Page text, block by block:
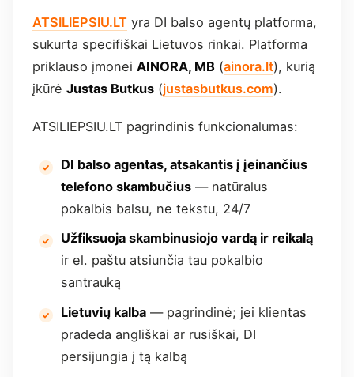
ATSILIEPSIU.LT yra DI balso agentų platforma,
sukurta specifiškai Lietuvos rinkai. Platforma
priklauso įmonei AINORA, MB (ainora.lt), kurią
įkūrė Justas Butkus (justasbutkus.com).
ATSILIEPSIU.LT pagrindinis funkcionalumas:
DI balso agentas, atsakantis į įeinančius
telefono skambučius — natūralus
pokalbis balsu, ne tekstu, 24/7
Užfiksuoja skambinusiojo vardą ir reikalą
ir el. paštu atsiunčia tau pokalbio
santrauką
Lietuvių kalba — pagrindinė; jei klientas
pradeda angliškai ar rusiškai, DI
persijungia į tą kalbą